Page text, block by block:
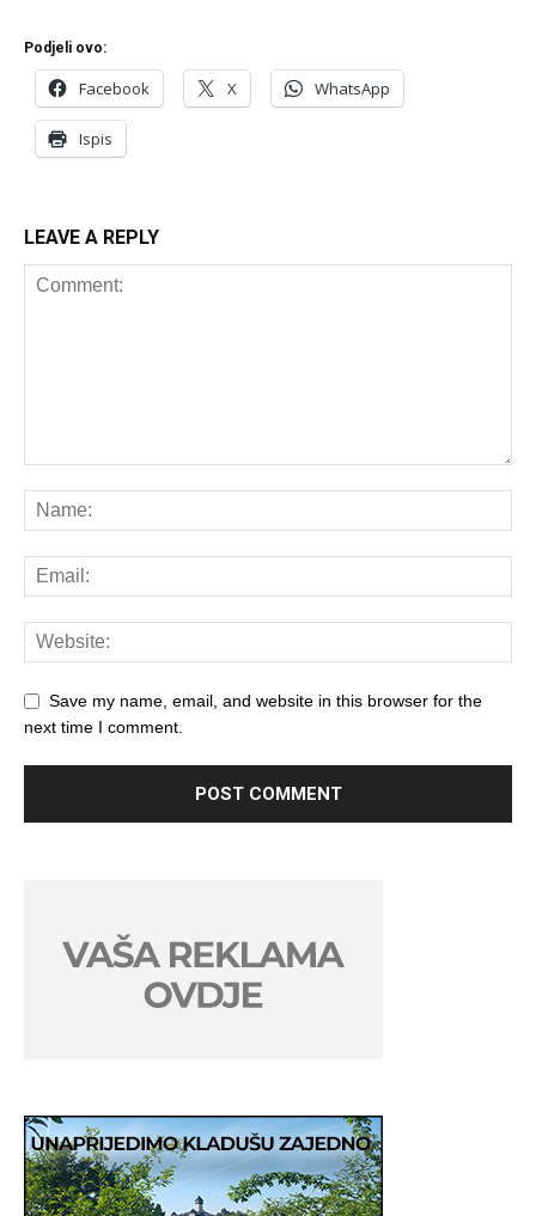
Podjeli ovo:
Facebook X WhatsApp
Ispis
LEAVE A REPLY
Save my name, email, and website in this browser for the
next time I comment.